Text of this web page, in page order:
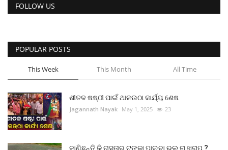
FOLLOW US
POPULAR POSTS
This Week This Month All Time
ଶୀତଳ ଷଷ୍ଠୀ ପାଇଁ ଥାଳଉଠା କାର୍ଯ୍ୟ ଶେଷ
Jagannath Nayak May 1, 2025 23
ଜାଣିଛନ୍ତି କି ରାସ୍ତାରୁ ଟଙ୍କା ପାଇବା ଭଲ ନା ଖରାପ ?